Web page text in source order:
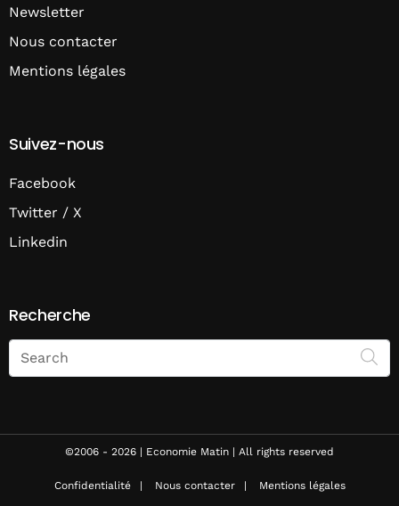
Newsletter
Nous contacter
Mentions légales
Suivez-nous
Facebook
Twitter / X
Linkedin
Recherche
Search
on
Economie
©2006 - 2026 | Economie Matin | All rights reserved
Confidentialité Nous contacter Mentions légales